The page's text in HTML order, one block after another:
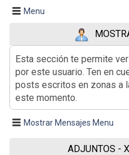
Menu
Esta sección te permite
por este usuario. Ten en
posts escritos en zonas a
este momento.
Mostrar Mensajes Menu
ADJUNTOS -